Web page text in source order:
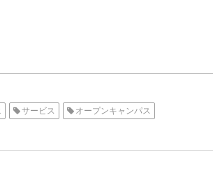
サービス オープンキャンパス